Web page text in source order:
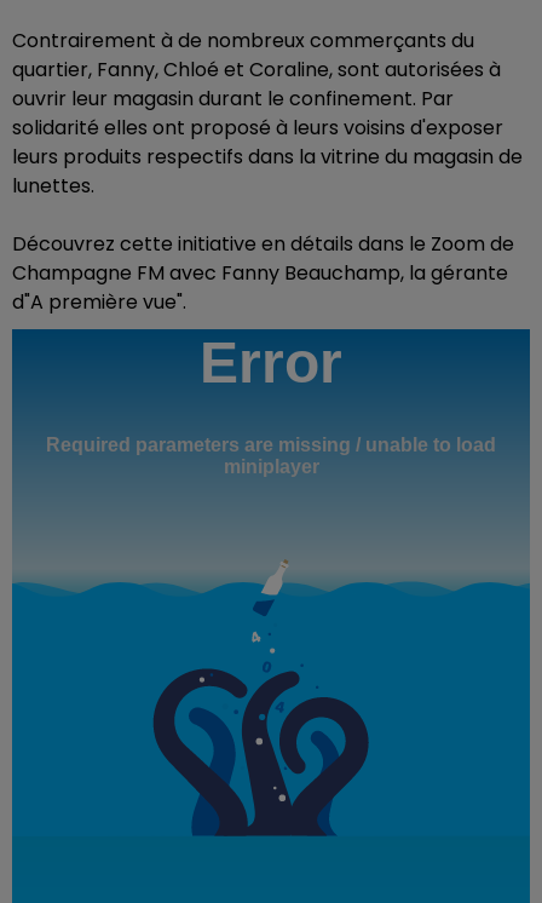
Contrairement à de nombreux commerçants du
quartier, Fanny, Chloé et Coraline, sont autorisées à
ouvrir leur magasin durant le confinement. Par
solidarité elles ont proposé à leurs voisins d'exposer
leurs produits respectifs dans la vitrine du magasin de
lunettes.
Découvrez cette initiative en détails dans le Zoom de
Champagne FM avec Fanny Beauchamp, la gérante
d"A première vue".